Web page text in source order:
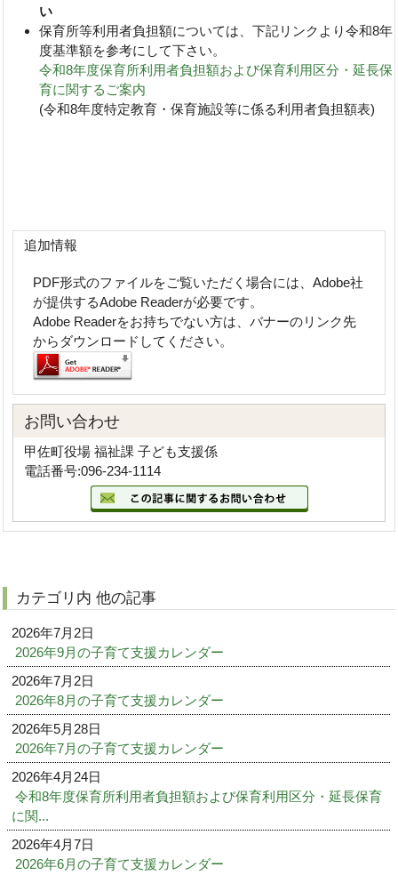
い
保育所等利用者負担額については、下記リンクより令和8年
度基準額を参考にして下さい。
令和8年度保育所利用者負担額および保育利用区分・延長保
育に関するご案内
(令和8年度特定教育・保育施設等に係る利用者負担額表)
追加情報
PDF形式のファイルをご覧いただく場合には、Adobe社
が提供するAdobe Readerが必要です。
Adobe Readerをお持ちでない方は、バナーのリンク先
からダウンロードしてください。
お問い合わせ
甲佐町役場 福祉課 子ども支援係
電話番号:096-234-1114
カテゴリ内 他の記事
2026年7月2日
2026年9月の子育て支援カレンダー
2026年7月2日
2026年8月の子育て支援カレンダー
2026年5月28日
2026年7月の子育て支援カレンダー
2026年4月24日
令和8年度保育所利用者負担額および保育利用区分・延長保育
に関...
2026年4月7日
2026年6月の子育て支援カレンダー